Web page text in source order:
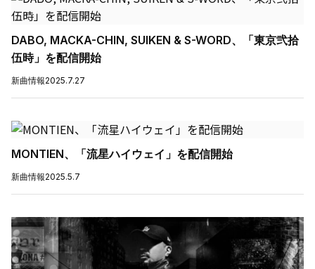
DABO, MACKA-CHIN, SUIKEN & S-WORD、「東京弐拾
伍時」を配信開始
新曲情報2025.7.27
MONTIEN、「流星ハイウェイ」を配信開始
新曲情報2025.5.7